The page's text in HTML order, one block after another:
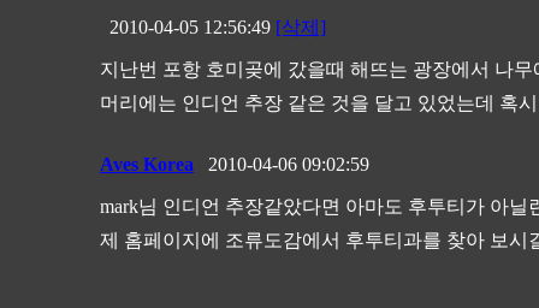
2010-04-05 12:56:49 [삭제]
지난번 포항 호미곶에 갔을때 해뜨는 광장에서 나
머리에는 인디언 추장 같은 것을 달고 있었는데 혹
Aves Korea 2010-04-06 09:02:59
mark님 인디언 추장같았다면 아마도 후투티가 아닐
제 홈페이지에 조류도감에서 후투티과를 찾아 보시